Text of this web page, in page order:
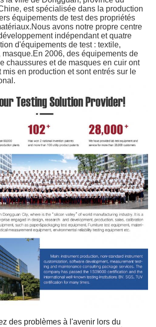
est spécialisée dans la production
équipements de test des propriétés
avons notre propre centre
indépendant et quatre
d'équipements de test : textile,
masque.En 2006, des équipements de
chaussures et de masques en cuir ont
en production et sont entrés sur le
des problèmes à l'avenir lors du